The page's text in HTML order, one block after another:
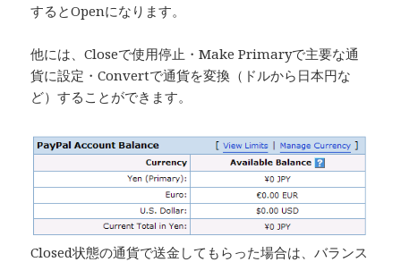
するとOpenになります。
他には、Closeで使用停止・Make Primaryで主要な通
貨に設定・Convertで通貨を変換（ドルから日本円な
ど）することができます。
Closed状態の通貨で送金してもらった場合は、バランス